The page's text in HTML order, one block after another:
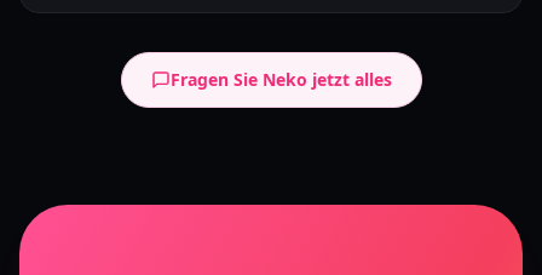
Fragen Sie Neko jetzt alles